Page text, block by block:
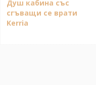
Душ кабина със
сгъващи се врати
Kerria